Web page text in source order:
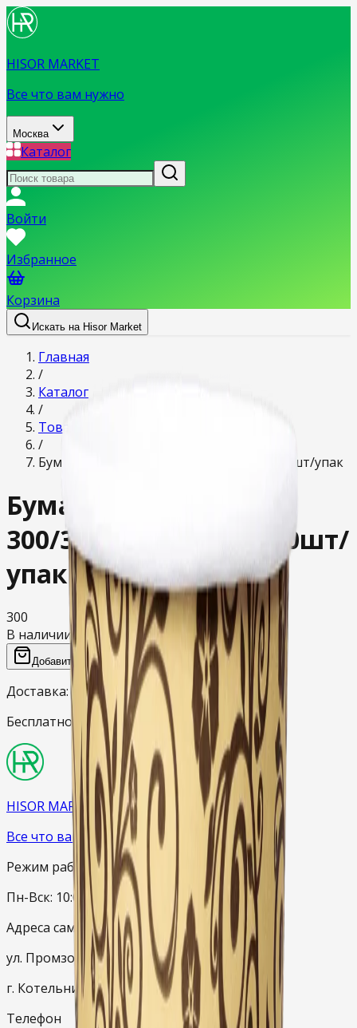
HISOR MARKET
Все что вам нужно
Москва
Каталог
Войти
Избранное
Корзина
Искать на Hisor Market
Главная
/
Каталог
/
Товары для дома
/
Бумажный стакан 300/350мл "УЗОРЫ" 50шт/упак
Бумажный стакан
300/350мл "УЗОРЫ" 50шт/
упак
300
В наличии
Добавить в корзину
Доставка:от 2 часов
Бесплатно: при заказе от 2000 ₽
HISOR MARKET
Все что вам нужно
Режим работы
Пн-Вск: 10:00–20:00
Адреса самовывоза
ул. Промзона Силикат, с19
г. Котельники, Московская область
Телефон